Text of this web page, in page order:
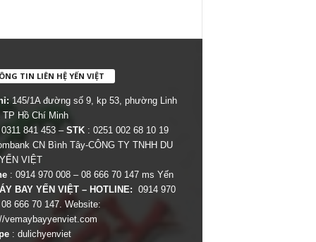
TIN LIÊN HỆ YẾN VIỆT
145/1A đường số 9, kp 53, phường Linh
TP Hồ Chí Minh
841 453 – STK: 0251 002 68 10 19
CN Bình Tây-CÔNG TY TNHH DU
VIỆT
: 0914 970 008 – 08 666 70 147 ms Yến
BAY YẾN VIỆT – HOTLINE: 0914 970
666 70 147. Website:
vemaybayyenviet.com
: dulichyenviet